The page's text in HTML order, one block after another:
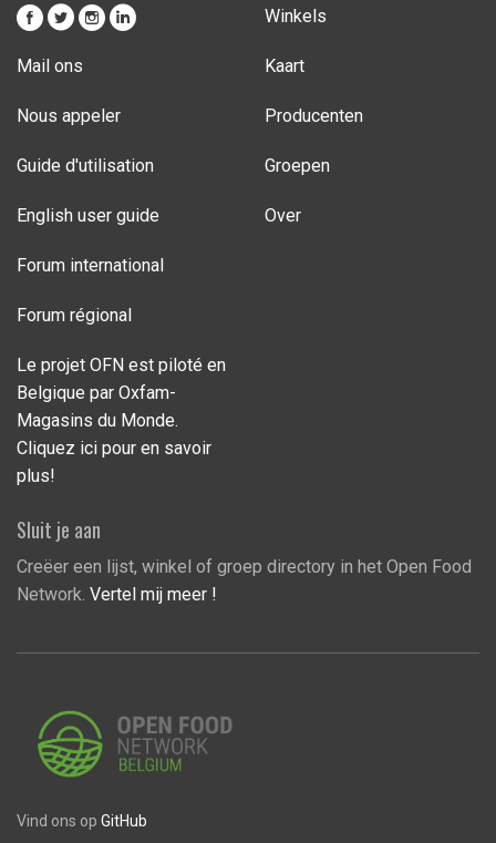
Mail ons
Nous appeler
Guide d'utilisation
English user guide
Forum international
Forum régional
Le projet OFN est piloté en
Belgique par Oxfam-
Magasins du Monde.
Cliquez ici pour en savoir
plus!
Winkels
Kaart
Producenten
Groepen
Over
Sluit je aan
Creëer een lijst, winkel of groep directory in het Open Food
Network. Vertel mij meer !
Vind ons op GitHub